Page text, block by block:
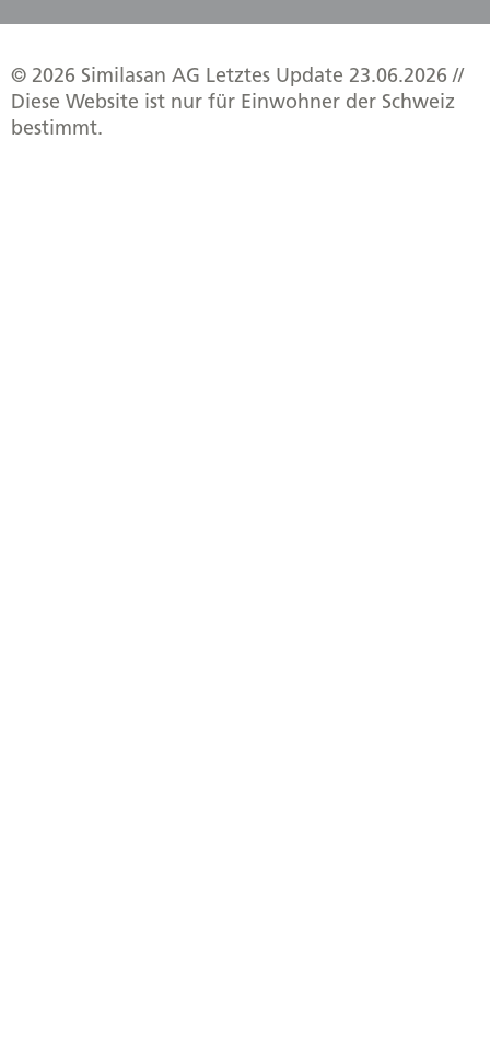
© 2026 Similasan AG Letztes Update 23.06.2026 //
Diese Website ist nur für Einwohner der Schweiz
bestimmt.